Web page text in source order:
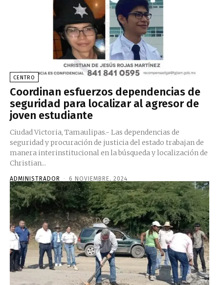
CENTRO
Coordinan esfuerzos dependencias de
seguridad para localizar al agresor de
joven estudiante
Ciudad Victoria, Tamaulipas.- Las dependencias de
seguridad y procuración de justicia del estado trabajan de
manera interinstitucional en la búsqueda y localización de
Christian...
ADMINISTRADOR - 6 NOVIEMBRE, 2024